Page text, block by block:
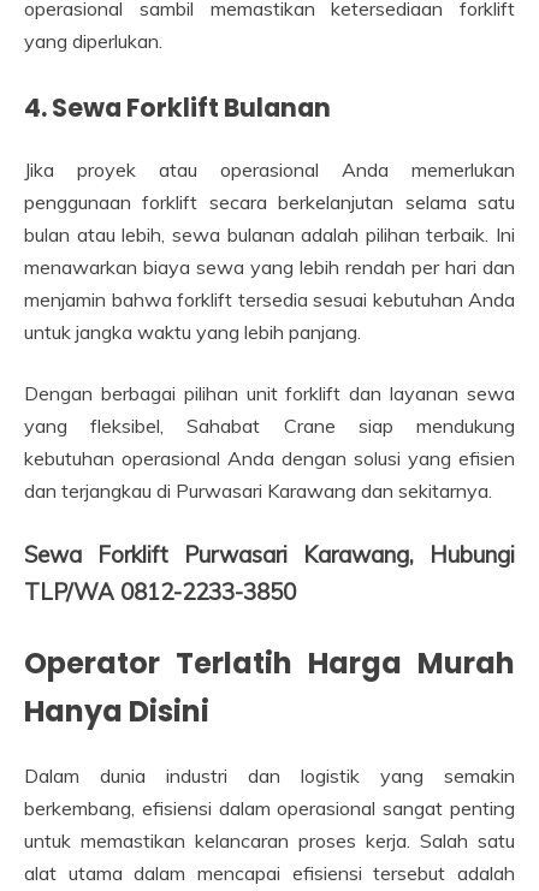
operasional sambil memastikan ketersediaan forklift
yang diperlukan.
4. Sewa Forklift Bulanan
Jika proyek atau operasional Anda memerlukan
penggunaan forklift secara berkelanjutan selama satu
bulan atau lebih, sewa bulanan adalah pilihan terbaik. Ini
menawarkan biaya sewa yang lebih rendah per hari dan
menjamin bahwa forklift tersedia sesuai kebutuhan Anda
untuk jangka waktu yang lebih panjang.
Dengan berbagai pilihan unit forklift dan layanan sewa
yang fleksibel, Sahabat Crane siap mendukung
kebutuhan operasional Anda dengan solusi yang efisien
dan terjangkau di Purwasari Karawang dan sekitarnya.
Sewa Forklift Purwasari Karawang, Hubungi
TLP/WA 0812-2233-3850
Operator Terlatih Harga Murah
Hanya Disini
Dalam dunia industri dan logistik yang semakin
berkembang, efisiensi dalam operasional sangat penting
untuk memastikan kelancaran proses kerja. Salah satu
alat utama dalam mencapai efisiensi tersebut adalah